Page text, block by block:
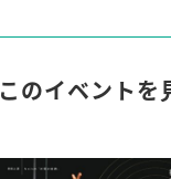
このイベントを